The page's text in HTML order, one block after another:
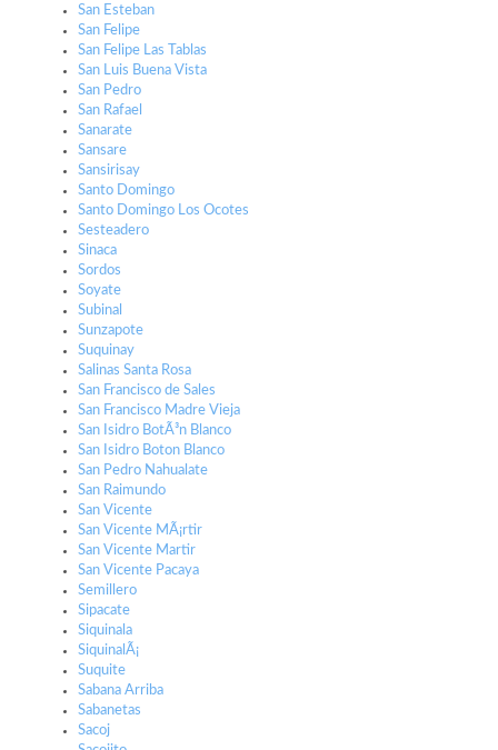
San Esteban
San Felipe
San Felipe Las Tablas
San Luis Buena Vista
San Pedro
San Rafael
Sanarate
Sansare
Sansirisay
Santo Domingo
Santo Domingo Los Ocotes
Sesteadero
Sinaca
Sordos
Soyate
Subinal
Sunzapote
Suquinay
Salinas Santa Rosa
San Francisco de Sales
San Francisco Madre Vieja
San Isidro BotÃ³n Blanco
San Isidro Boton Blanco
San Pedro Nahualate
San Raimundo
San Vicente
San Vicente MÃ¡rtir
San Vicente Martir
San Vicente Pacaya
Semillero
Sipacate
Siquinala
SiquinalÃ¡
Suquite
Sabana Arriba
Sabanetas
Sacoj